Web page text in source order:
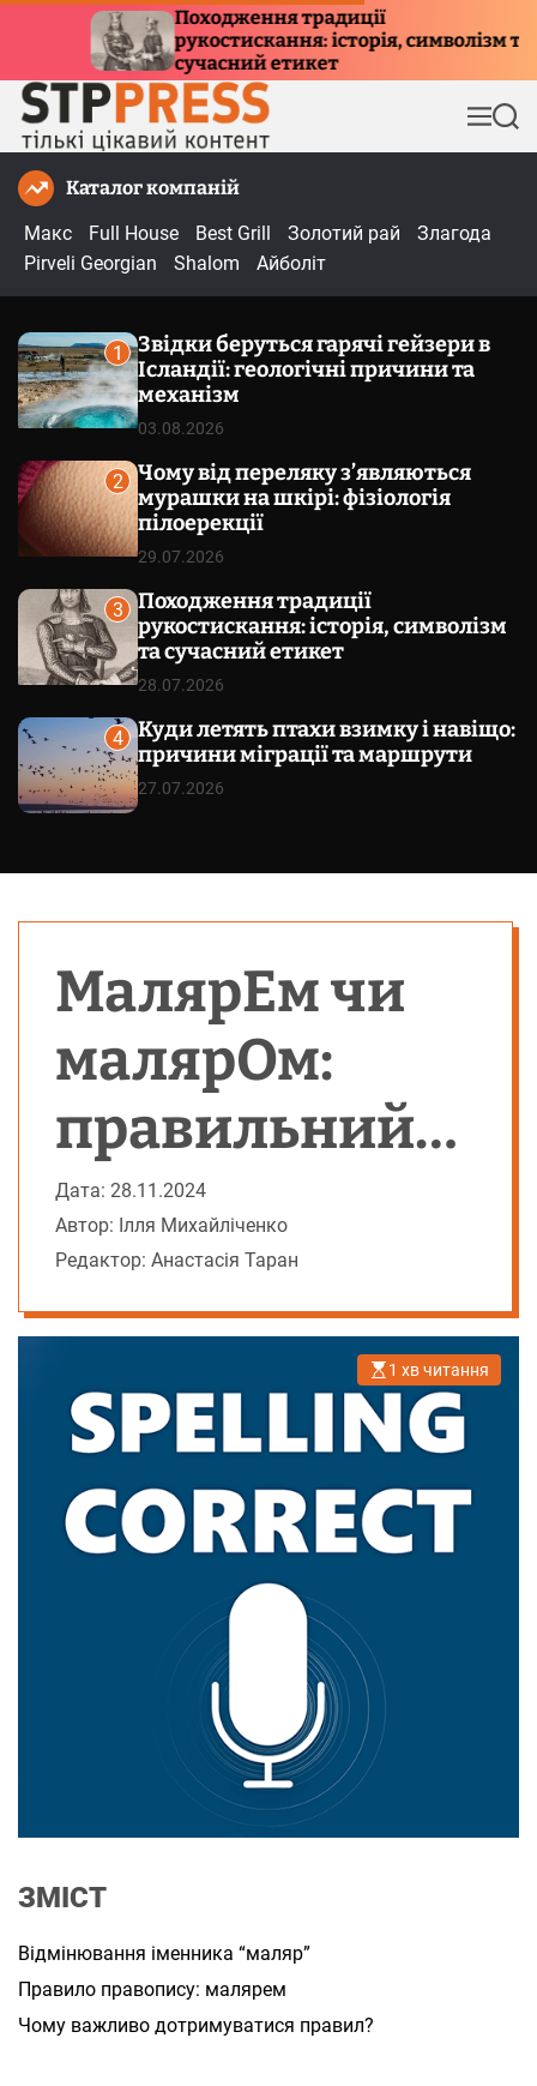
традиції
історія, символізм та
етикет
Куди летять
причини
М
е
П
о
Каталог компаній
Макс
Full House Best Grill Золотий рай
Злагода
Pirveli Georgian
Shalom Айболіт
1
Звідки беруться гарячі гейзери в
Ісландії: геологічні причини та
механізм
03.08.2026
2
Чому від переляку з’являються
мурашки на шкірі: фізіологія
пілоерекції
29.07.2026
3
Походження традиції
рукостискання: історія, символізм
та сучасний етикет
28.07.2026
4
Куди летять птахи взимку і навіщо:
причини міграції та маршрути
27.07.2026
МалярЕм чи
малярОм:
правильний
правопис
Дата: 28.11.2024
Автор: Ілля Михайліченко
Редактор: Анастасія Таран
О
р
і
є
н
т
в
н
1 хв читання
ЗМІСТ
Відмінювання іменника “маляр”
Правило правопису: малярем
Чому важливо дотримуватися правил?